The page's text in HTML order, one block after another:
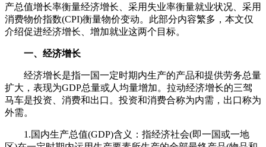
产总值增长率衡量经济增长、采用失业率衡量就业状况、采用
消费物价指数(CPI)衡量物价变动。此部分内容繁多，本文仅
介绍促进经济增长、增加就业这两个目标。
一、经济增长
经济增长是指一国一定时期内生产的产品和提供劳务总量
扩大，表现为GDP总量或人均量增加。拉动经济增长的三驾
马车是投资、消费和出口。投资和消费合称为内需，出口称为
外需。
1.国内生产总值(GDP)含义：指经济社会(即一国或一地